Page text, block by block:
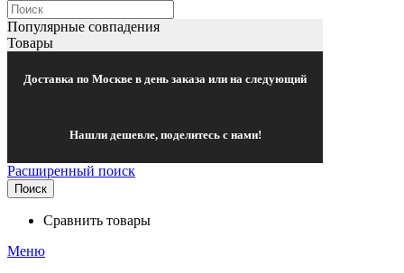
Популярные совпадения
Товары
Доставка по Москве в день заказа или на следующий
Нашли дешевле, поделитесь с нами!
Расширенный поиск
Поиск
Сравнить товары
Меню